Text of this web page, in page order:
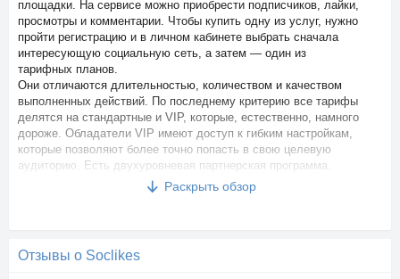
площадки. На сервисе можно приобрести подписчиков, лайки,
просмотры и комментарии. Чтобы купить одну из услуг, нужно
пройти регистрацию и в личном кабинете выбрать сначала
интересующую социальную сеть, а затем — один из
тарифных планов.
Они отличаются длительностью, количеством и качеством
выполненных действий. По последнему критерию все тарифы
делятся на стандартные и VIP, которые, естественно, намного
дороже. Обладатели VIP имеют доступ к гибким настройкам,
которые позволяют более точно попасть в свою целевую
аудиторию. Есть двухуровневая партнерская программа.
Каждый зарегистрированный пользователь становится ее
участником автоматически. В личном кабинете можно найти
привлеченных пользователей второго уровня.
Раскрыть обзор
Отзывы о Soclikes